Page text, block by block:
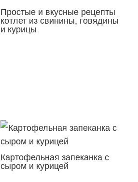
Простые и вкусные рецепты
котлет из свинины, говядины
и курицы
Картофельная запеканка с
сыром и курицей